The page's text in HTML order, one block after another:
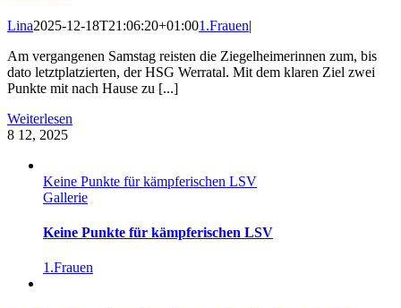
Lina2025-12-18T21:06:20+01:001.Frauen|
Am vergangenen Samstag reisten die Ziegelheimerinnen zum, bis
dato letztplatzierten, der HSG Werratal. Mit dem klaren Ziel zwei
Punkte mit nach Hause zu [...]
Weiterlesen
8 12, 2025
Keine Punkte für kämpferischen LSV
Gallerie
Keine Punkte für kämpferischen LSV
1.Frauen